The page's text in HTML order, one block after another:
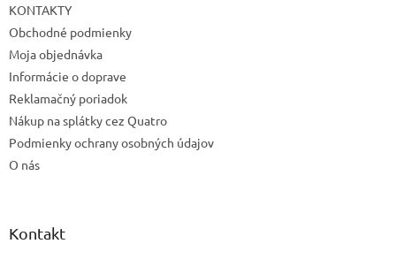
KONTAKTY
Obchodné podmienky
Moja objednávka
Informácie o doprave
Reklamačný poriadok
Nákup na splátky cez Quatro
Podmienky ochrany osobných údajov
O nás
Kontakt